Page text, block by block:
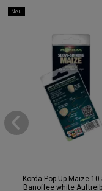
Neu
Korda Pop-Up Maize 10
Banoffee white